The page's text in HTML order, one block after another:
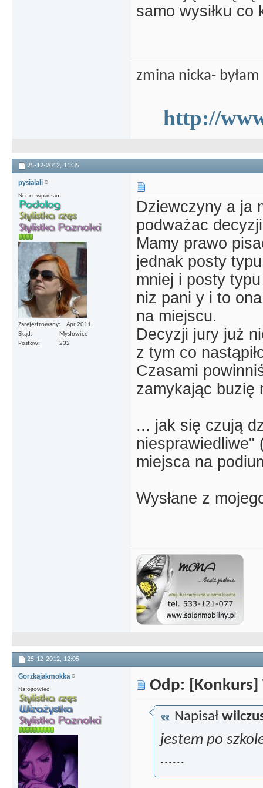
samo wysiłku co
zmina nicka-
http://
25-12-2012, 11:35
pysialali
No to..wpadłam
Zarejestrowany
Apr 2011
Skąd
Mysłowice
Postów
232
Dziewczyny a ja
podważac
Mamy prawo
jednak posty
mniej i posty
niz pani y i to
na miejscu.
Decyzji jury już
z tym co
Czasami
zamykając buzię
... jak się czują
niesprawiedliwe"
miejsca na
Wysłane z
25-12-2012, 12:05
Gorzkajakmokka
Nałogowiec Odp: [Konkurs]
Napisał
jestem po
......